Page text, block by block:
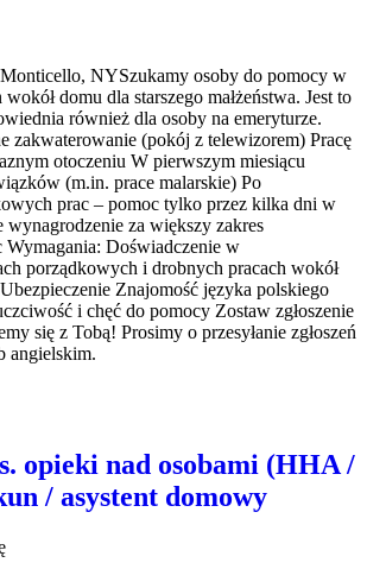
NYSzukamy osoby do pomocy w
domu dla starszego małżeństwa. Jest to
również dla osoby na emeryturze.
zakwaterowanie (pokój z telewizorem) Pracę
otoczeniu W pierwszym miesiącu
(m.in. prace malarskie) Po
prac – pomoc tylko przez kilka dni w
za większy zakres
Doświadczenie w
porządkowych i drobnych pracach wokół
Znajomość języka polskiego
i chęć do pomocy Zostaw zgłoszenie
się z Tobą! Prosimy o przesyłanie zgłoszeń
angielskim.
opieki nad osobami (HHA /
/ asystent domowy